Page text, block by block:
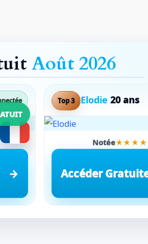
Août 2026
Top 3 Elodie 20 ans
Notée
Accéder